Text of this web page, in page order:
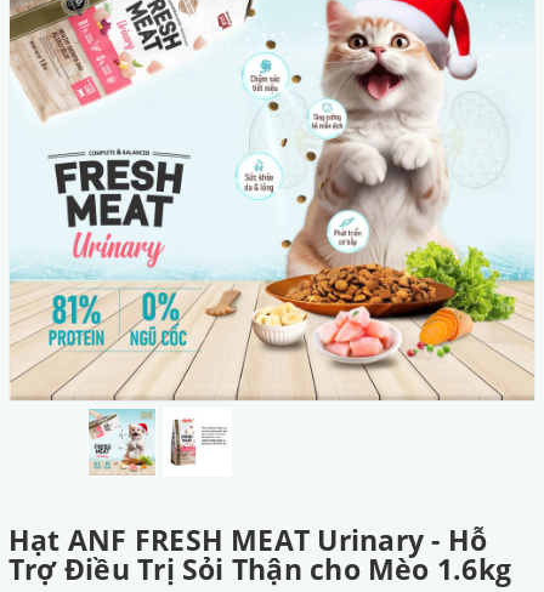
Hạt ANF FRESH MEAT Urinary - Hỗ
Trợ Điều Trị Sỏi Thận cho Mèo 1.6kg